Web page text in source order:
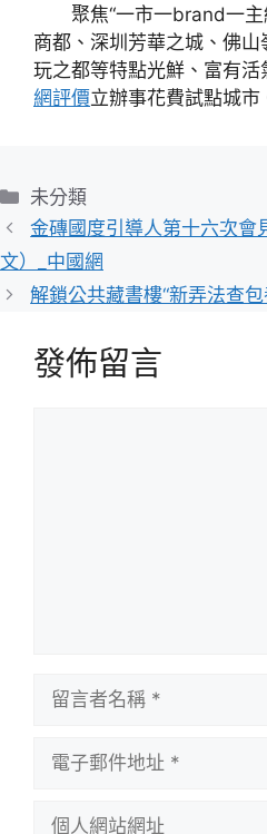
聚焦“一市一brand一
商都、深圳芳華之城、佛
玩之都等特點光鮮、富有活
網評價立辦事花費試點城市
分
類
未分類
金磚國度引導人第十六次會
文）_中國網
解鎖公共藏書樓“新弄法查
發佈留言